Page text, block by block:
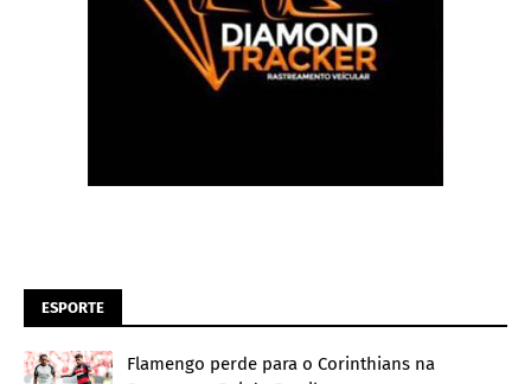
ESPORTE
Flamengo perde para o Corinthians na